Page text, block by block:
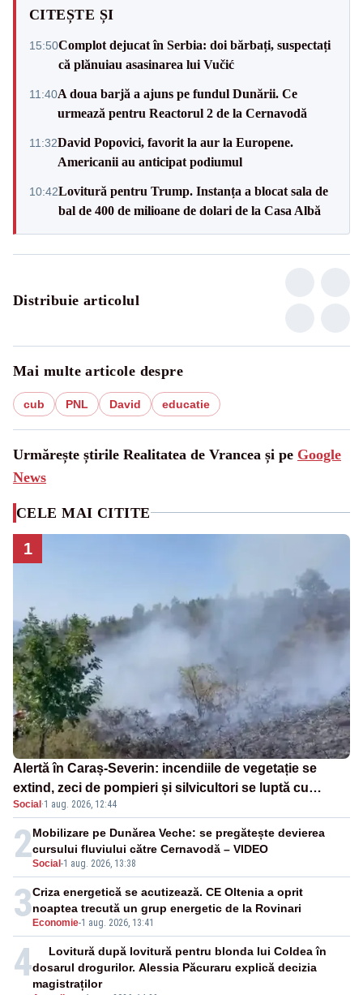
CITEȘTE ȘI
15:50Complot dejucat în Serbia: doi bărbați, suspectați
că plănuiau asasinarea lui Vučić
11:40A doua barjă a ajuns pe fundul Dunării. Ce
urmează pentru Reactorul 2 de la Cernavodă
11:32David Popovici, favorit la aur la Europene.
Americanii au anticipat podiumul
10:42Lovitură pentru Trump. Instanța a blocat sala de
bal de 400 de milioane de dolari de la Casa Albă
Distribuie articolul
Mai multe articole despre
cub PNL David educatie
Urmărește știrile Realitatea de Vrancea și pe Google
News
CELE MAI CITITE
1
Alertă în Caraș-Severin: incendiile de vegetație se
extind, zeci de pompieri și silvicultori se luptă cu
flăcările - VIDEO
Social ·1 aug. 2026, 12:44
2Social -1 aug. 2026, 13:38
Mobilizare pe Dunărea Veche: se pregătește devierea
cursului fluviului către Cernavodă – VIDEO
3 Economie-1 aug. 2026, 13:41
Criza energetică se acutizează. CE Oltenia a oprit
noaptea trecută un grup energetic de la Rovinari
4
Lovitură după lovitură pentru blonda lui Coldea în
dosarul drogurilor. Alessia Păcuraru explică decizia
magistraților